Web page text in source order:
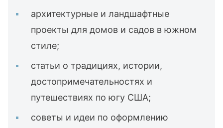
архитектурные и ландшафтные
проекты для домов и садов в южном
стиле;
статьи о традициях, истории,
достопримечательностях и
путешествиях по югу США;
советы и идеи по оформлению